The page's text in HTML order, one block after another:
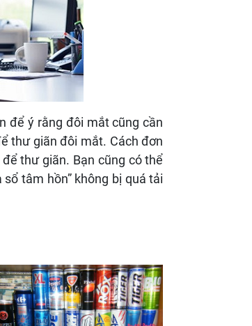
để ý rằng đôi mắt cũng cần
thư giãn đôi mắt. Cách đơn
thư giãn. Bạn cũng có thể
tâm hồn” không bị quá tải